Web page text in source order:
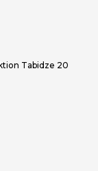
Tabidze 20